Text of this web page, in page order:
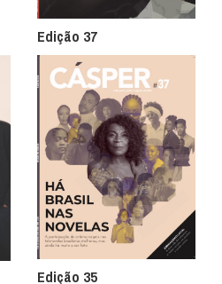
Edição 37
Edição 35